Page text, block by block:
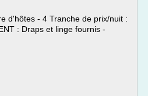
d'hôtes - 4 Tranche de prix/nuit :
: Draps et linge fournis -